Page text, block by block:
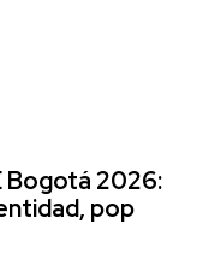
Bogotá 2026:
pop